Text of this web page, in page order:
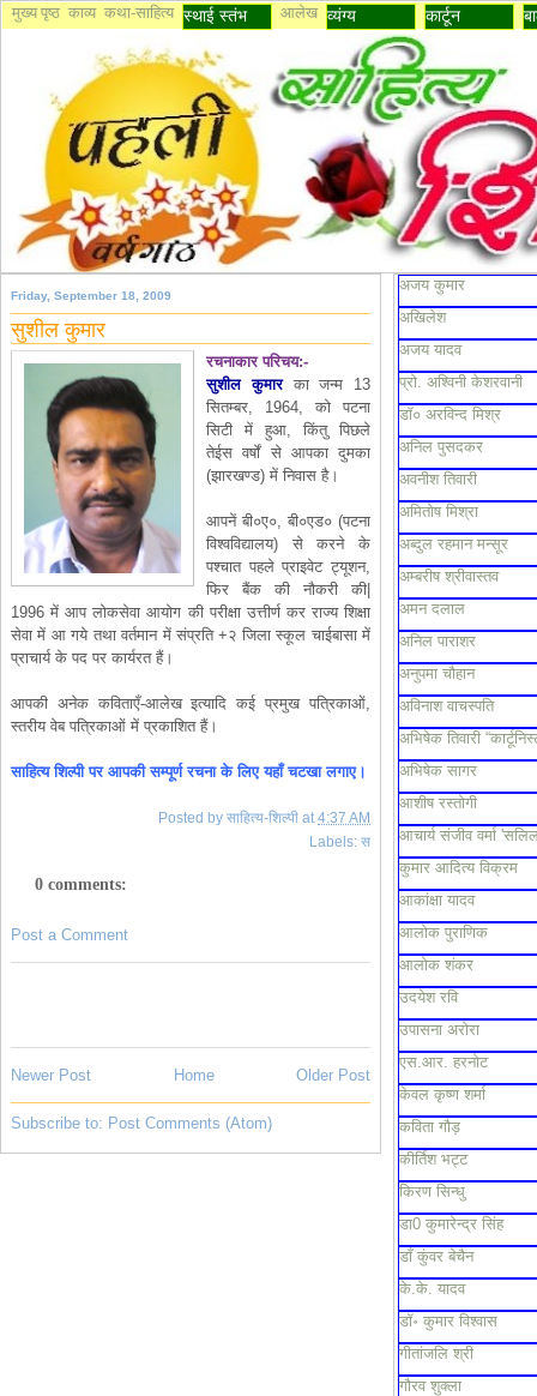
मुख्य पृष्ठ काव्य कथा-साहित्य स्थाई स्तंभ आलेख व्यंग्य कार्टून
Friday, September 18, 2009
सुशील कुमार
रचनाकार परिचय:-
सुशील कुमार
का जन्म
13
सितम्बर, 1964, को पटना
सिटी में हुआ, किंतु पिछले
तेईस वर्षों से आपका दुमका
(झारखण्ड) में निवास है।
आपनें बी०ए०, बी०एड० (पटना
विश्वविद्यालय) से करने के
पश्चात पहले प्राइवेट ट्यूशन,
फिर बैंक की नौकरी की|
1996 में आप लोकसेवा आयोग की परीक्षा उत्तीर्ण कर राज्य शिक्षा
सेवा में आ गये तथा वर्तमान में संप्रति +२ जिला स्कूल चाईबासा में
प्राचार्य के पद पर कार्यरत हैं।
आपकी अनेक कविताएँ-आलेख इत्यादि कई प्रमुख पत्रिकाओं,
स्तरीय वेब पत्रिकाओं में प्रकाशित हैं।
साहित्य शिल्पी पर आपकी सम्पूर्ण रचना के लिए यहाँ चटखा लगाए।
Posted by साहित्य-शिल्पी at 4:37 AM
Labels: स
0 comments:
Post a Comment
Newer Post Older Post
Home
Subscribe to: Post Comments (Atom)
अजय कुमार
अखिलेश
अजय यादव
प्रो. अश्विनी केशरवानी
डॉ० अरविन्द मिश्र
अनिल पुसदकर
अवनीश तिवारी
अमितोष मिश्रा
अब्दुल रहमान मन्सूर
अम्बरीष श्रीवास्तव
अमन दलाल
अनिल पाराशर
अनुपमा चौहान
अविनाश वाचस्पति
अभिषेक तिवारी
अभिषेक सागर
आशीष रस्तोगी
आचार्य संजीव वर्मा
कुमार आदित्य विक्रम
आकांक्षा यादव
आलोक पुराणिक
आलोक शंकर
उदयेश रवि
उपासना अरोरा
एस.आर. हरनोट
केवल कृष्ण शर्मा
कविता गौड़
कीर्तिश भट्ट
किरण सिन्धु
डा0 कुमारेन्द्र सिंह
डाँ कुंवर बेचैन
के.के. यादव
डॉ॰ कुमार विश्वास
गीतांजलि श्री
गौरव शुक्ला